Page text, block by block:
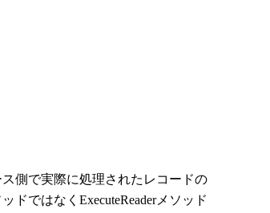
側で実際に処理されたレコードの
ドではなくExecuteReaderメソッド